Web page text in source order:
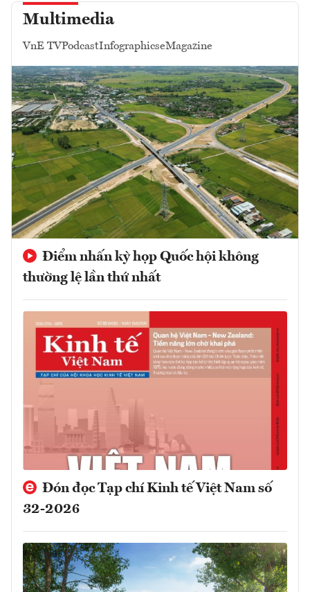
Multimedia
VnE TVPodcastInfographicseMagazine
Điểm nhấn kỳ họp Quốc hội không
thường lệ lần thứ nhất
Đón đọc Tạp chí Kinh tế Việt Nam số
32-2026